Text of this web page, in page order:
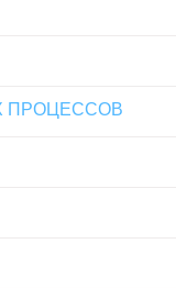
ПРОЦЕССОВ